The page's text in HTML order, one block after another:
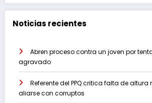
Noticias recientes
Abren proceso contra un joven por
agravado
Referente del PPQ critica falta de altura
aliarse con corruptos